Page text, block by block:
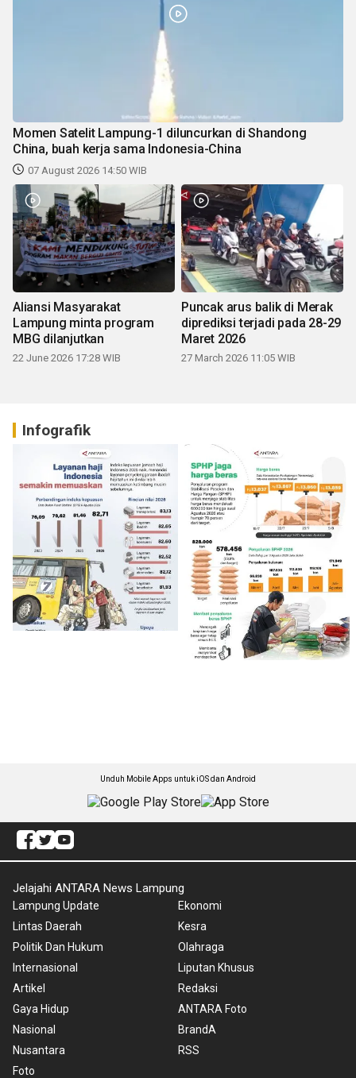
Momen Satelit Lampung-1 diluncurkan di Shandong
China, buah kerja sama Indonesia-China
07 August 2026 14:50 WIB
Aliansi Masyarakat
Lampung minta program
MBG dilanjutkan
22 June 2026 17:28 WIB
Puncak arus balik di Merak
diprediksi terjadi pada 28-29
Maret 2026
27 March 2026 11:05 WIB
Infografik
Unduh Mobile Apps untuk iOS dan Android
Jelajahi ANTARA News Lampung
Lampung Update
Lintas Daerah
Politik Dan Hukum
Internasional
Artikel
Gaya Hidup
Nasional
Nusantara
Foto
Ekonomi
Kesra
Olahraga
Liputan Khusus
Redaksi
ANTARA Foto
BrandA
RSS